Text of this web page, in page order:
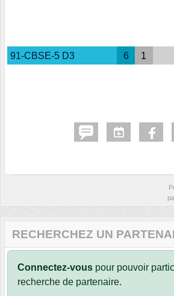
91-CBSE-5 D3 6 1
RECHERCHEZ UN
Connectez-vous pour pouvoir
recherche de partenaire.